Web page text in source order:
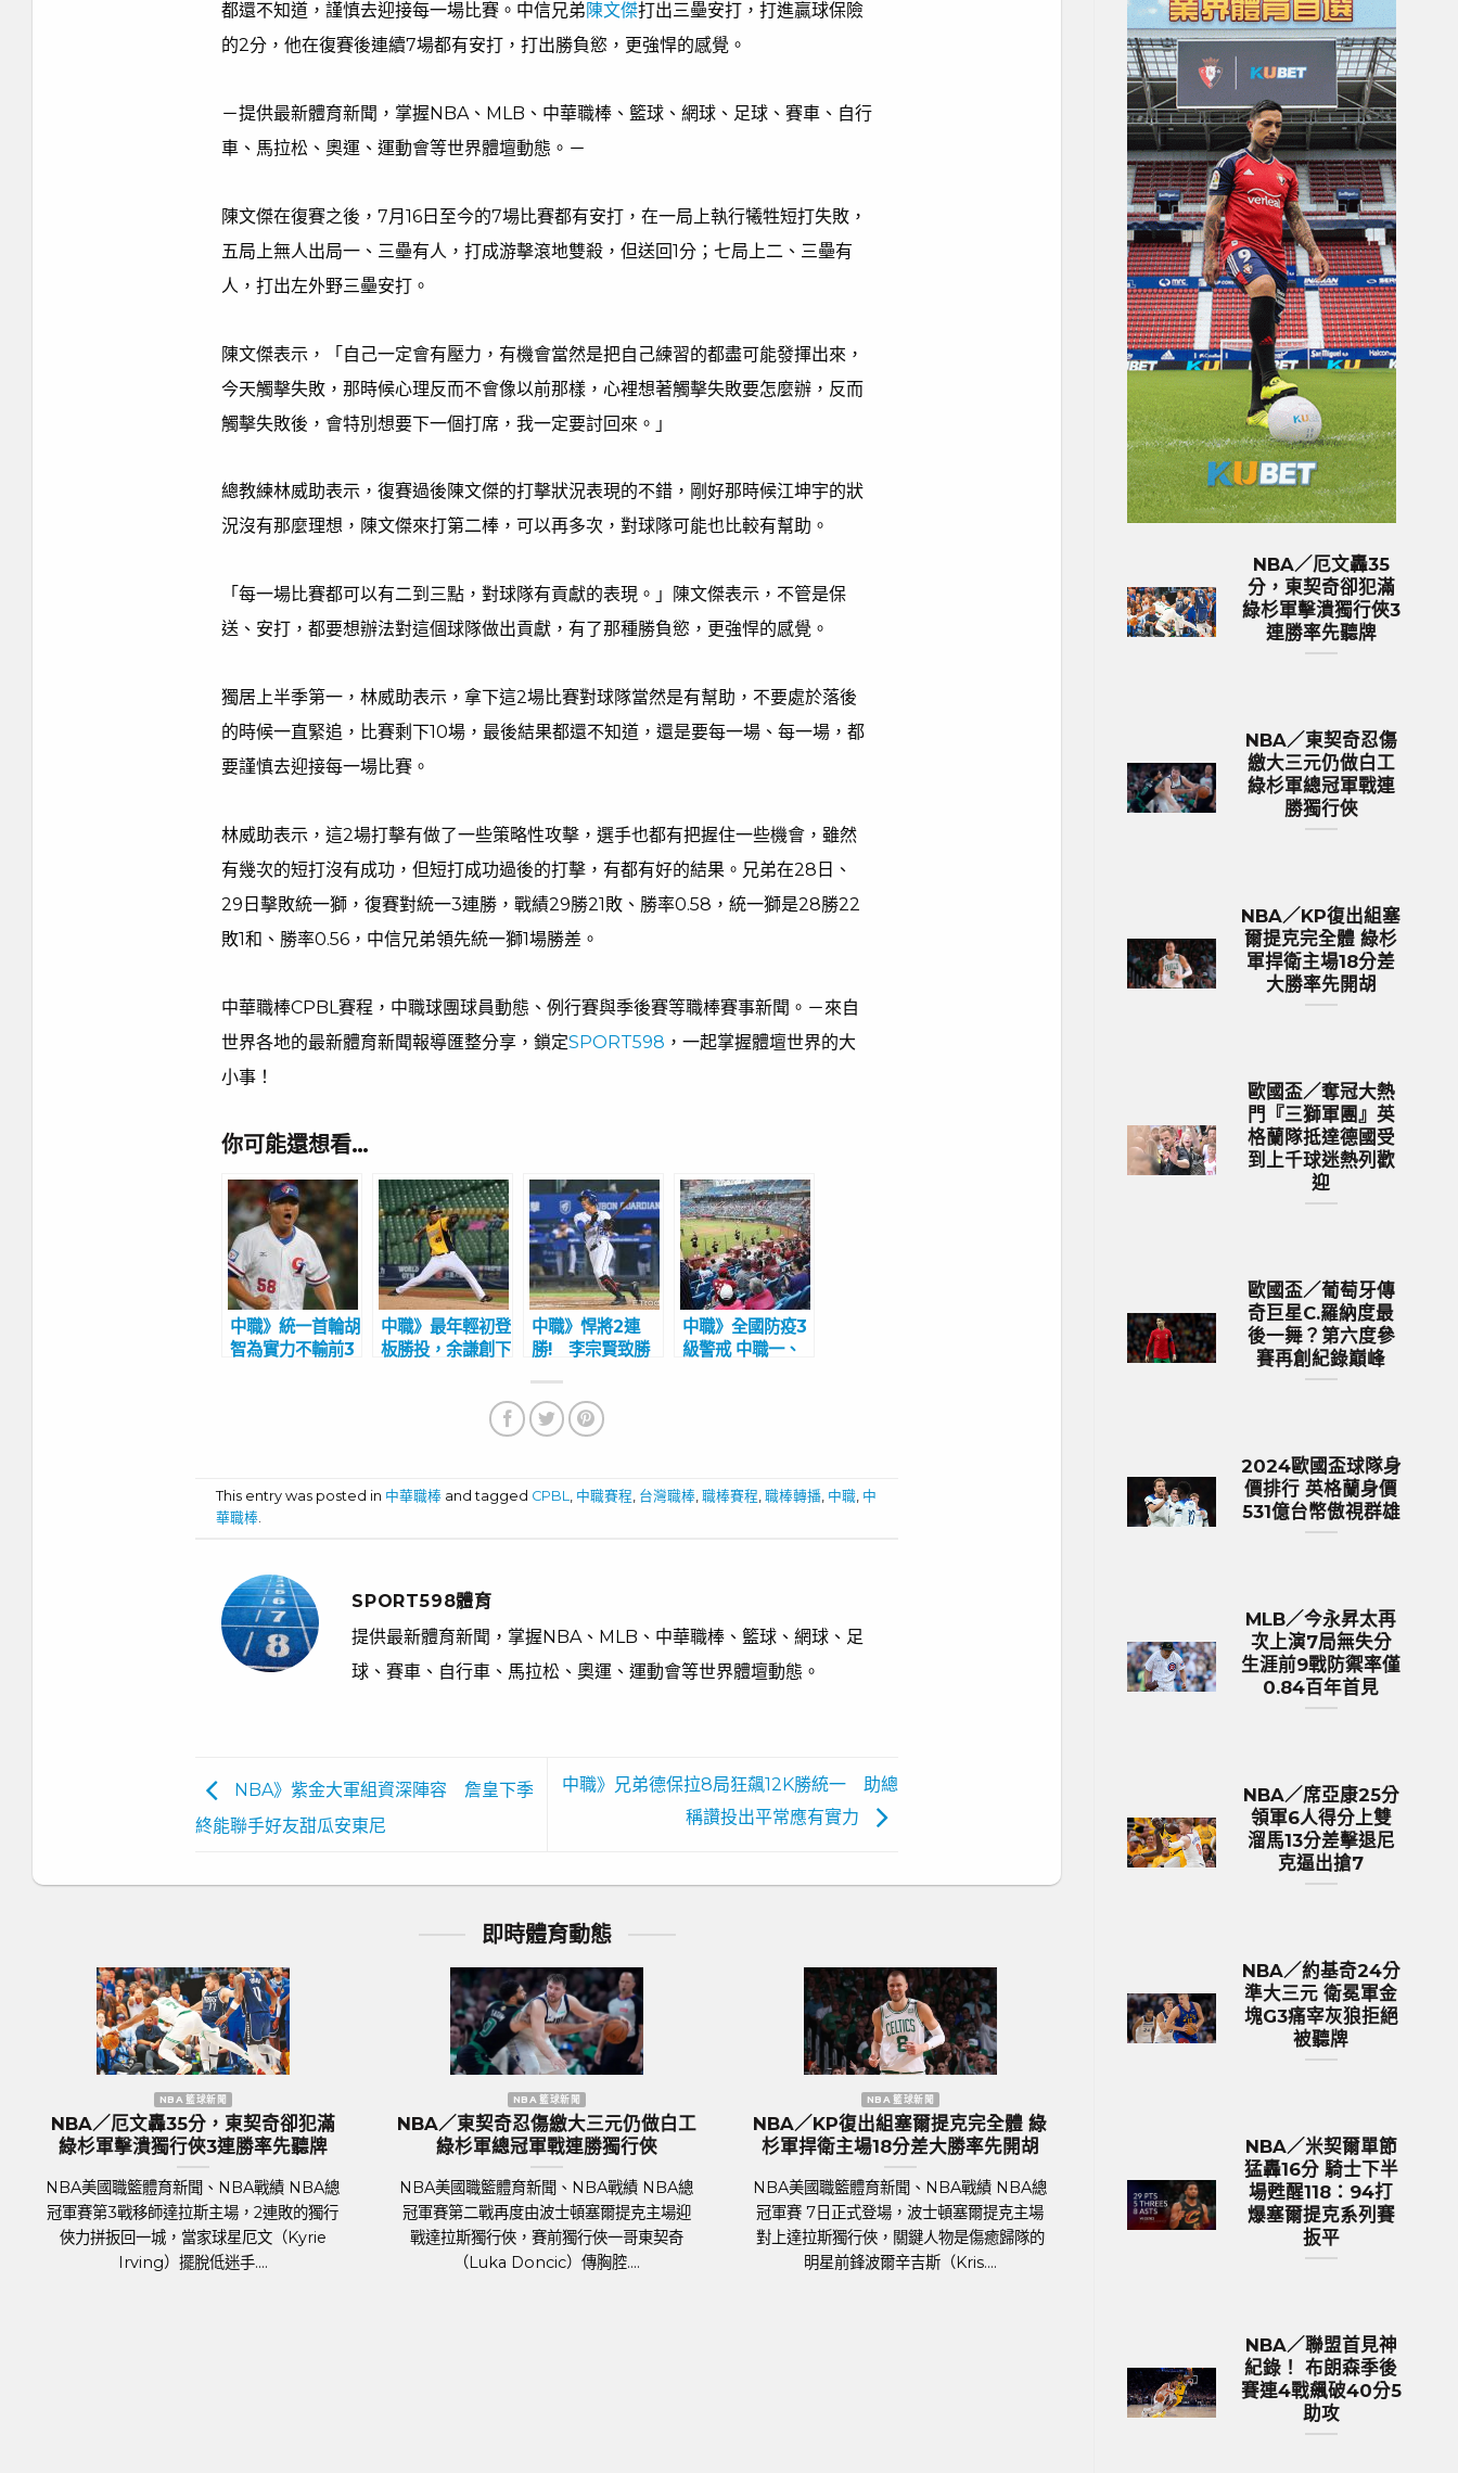
都還不知道，謹慎去迎接每一場比賽。中信兄弟 陳文傑打出三壘安打，打進贏球保險
的2分，他在復賽後連續7場都有安打，打出勝負慾，更強悍的感覺。
－提供最新體育新聞，掌握NBA、MLB、中華職棒、籃球、網球、足球、賽車、自行
車、馬拉松、奧運、運動會等世界體壇動態。－
陳文傑在復賽之後，7月16日至今的7場比賽都有安打，在一局上執行犧牲短打失敗，
五局上無人出局一、三壘有人，打成游擊滾地雙殺，但送回1分；七局上二、三壘有
人，打出左外野三壘安打。
陳文傑表示，「自己一定會有壓力，有機會當然是把自己練習的都盡可能發揮出來，
今天觸擊失敗，那時候心理反而不會像以前那樣，心裡想著觸擊失敗要怎麼辦，反而
觸擊失敗後，會特別想要下一個打席，我一定要討回來。」
總教練林威助表示，復賽過後陳文傑的打擊狀況表現的不錯，剛好那時候江坤宇的狀
況沒有那麼理想，陳文傑來打第二棒，可以再多次，對球隊可能也比較有幫助。
「每一場比賽都可以有二到三點，對球隊有貢獻的表現。」陳文傑表示，不管是保
送、安打，都要想辦法對這個球隊做出貢獻，有了那種勝負慾，更強悍的感覺。
獨居上半季第一，林威助表示，拿下這2場比賽對球隊當然是有幫助，不要處於落後
的時候一直緊追，比賽剩下10場，最後結果都還不知道，還是要每一場、每一場，都
要謹慎去迎接每一場比賽。
林威助表示，這2場打擊有做了一些策略性攻擊，選手也都有把握住一些機會，雖然
有幾次的短打沒有成功，但短打成功過後的打擊，有都有好的結果。兄弟在28日、
29日擊敗統一獅，復賽對統一3連勝，戰績29勝21敗、勝率0.58，統一獅是28勝22
敗1和、勝率0.56，中信兄弟領先統一獅1場勝差。
中華職棒CPBL賽程，中職球團球員動態、例行賽與季後賽等職棒賽事新聞。－來自
世界各地的最新體育新聞報導匯整分享，鎖定SPORT598 ，一起掌握體壇世界的大
小事！
你可能還想看…
中職》統一首輪胡
智為實力不輸前3
中職》最年輕初登
板勝投，余謙創下
中職》悍將2連
勝! 李宗賢致勝
中職》全國防疫3
級警戒 中職一、
This entry was posted in 中華職棒 and tagged CPBL 中職賽程 台灣職棒 ,職棒賽程 ,職棒轉播 中職 中
華職棒
SPORT598體育
提供最新體育新聞，掌握NBA、MLB、中華職棒、籃球、網球、足
球、賽車、自行車、馬拉松、奧運、運動會等世界體壇動態。
NBA》紫金大軍組資深陣容 詹皇下季
終能聯手好友甜瓜安東尼
中職》兄弟德保拉8局狂飆12K勝統一 助總
稱讚投出平常應有實力
即時體育動態
NBA 籃球新聞
NBA／KP復出組塞爾提克完全體 綠
杉軍捍衛主場18分差大勝率先開胡
NBA美國職籃體育新聞、NBA戰績 NBA總
冠軍賽 7日正式登場，波士頓塞爾提克主場
對上達拉斯獨行俠，關鍵人物是傷癒歸隊的
明星前鋒波爾辛吉斯（Kris....
歐洲國家盃 足球新聞
歐國盃／奪冠大熱門『三獅軍團』英
格蘭隊抵達德國受到上千球迷熱列歡
迎
足球聯賽體育新聞、足球戰績 萬眾矚目的
2024年歐洲國家盃（UEFA Euro 2024）
將於6月14日於德國正式開踢。各國好手摩拳
歐洲國家盃 足球新聞
歐國盃／葡萄牙傳奇巨星C.羅納度最
後一舞？第六度參賽再創紀錄巔峰
足球聯賽體育新聞、足球戰績 2024年歐洲
國家盃即將於6月14日晚上在德國揭幕，39
歲的葡萄牙球星C.羅納度（Cristiano
Ronaldo）將再....
價531億台幣傲視群雄
足球聯賽體育新聞、足球戰績 在今年德國舉
行的歐洲國家盃中，英格蘭以12.9億英鎊
（約531億新台幣）的總身價傲視群雄，成為
身價最高的球隊。根據英國體育....
NBA／厄文轟35
分，東契奇卻犯滿
綠杉軍擊潰獨行俠3
連勝率先聽牌
NBA／東契奇忍傷
繳大三元仍做白工
綠杉軍總冠軍戰連
勝獨行俠
NBA／KP復出組塞
爾提克完全體 綠杉
軍捍衛主場18分差
大勝率先開胡
歐國盃／奪冠大熱
門『三獅軍團』英
格蘭隊抵達德國受
到上千球迷熱列歡
迎
歐國盃／葡萄牙傳
奇巨星C.羅納度最
後一舞？第六度參
賽再創紀錄巔峰
2024歐國盃球隊身
價排行 英格蘭身價
531億台幣傲視群雄
MLB／今永昇太再
次上演7局無失分
生涯前9戰防禦率僅
0.84百年首見
NBA／席亞康25分
領軍6人得分上雙
溜馬13分差擊退尼
克逼出搶7
NBA／約基奇24分
準大三元 衛冕軍金
塊G3痛宰灰狼拒絕
被聽牌
NBA／米契爾單節
猛轟16分 騎士下半
場甦醒118：94打
爆塞爾提克系列賽
扳平
NBA／聯盟首見神
紀錄！ 布朗森季後
賽連4戰飆破40分5
助攻